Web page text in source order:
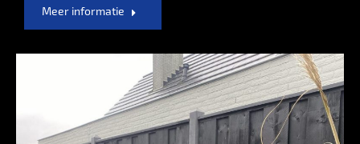
Meer informatie